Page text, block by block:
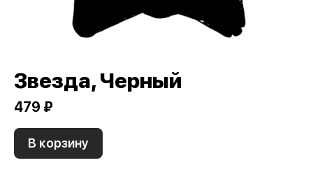
Звезда, Черный
479 ₽
В корзину